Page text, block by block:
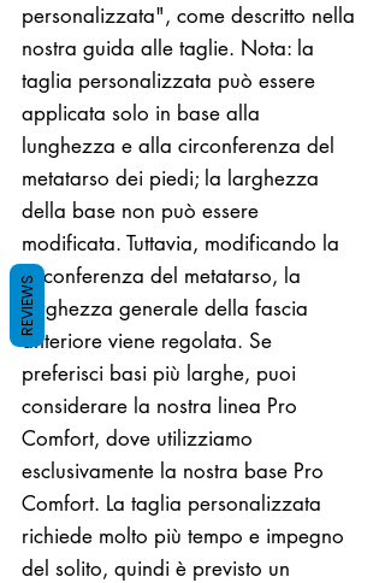
personalizzata", come descritto nella
nostra guida alle taglie. Nota: la
taglia personalizzata può essere
applicata solo in base alla
lunghezza e alla circonferenza del
metatarso dei piedi; la larghezza
della base non può essere
modificata. Tuttavia, modificando la
circonferenza del metatarso, la
larghezza generale della fascia
anteriore viene regolata. Se
preferisci basi più larghe, puoi
considerare la nostra linea Pro
Comfort, dove utilizziamo
esclusivamente la nostra base Pro
Comfort. La taglia personalizzata
richiede molto più tempo e impegno
del solito, quindi è previsto un
REVIEWS